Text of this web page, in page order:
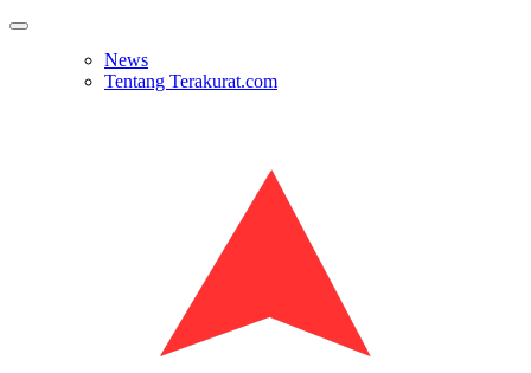
Skip
Off
News
Tentang Terakurat.com